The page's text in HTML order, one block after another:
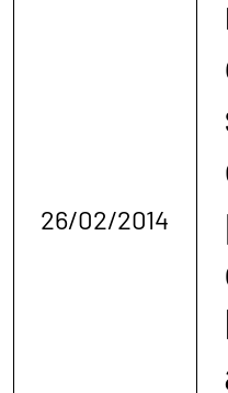
26/02/2014